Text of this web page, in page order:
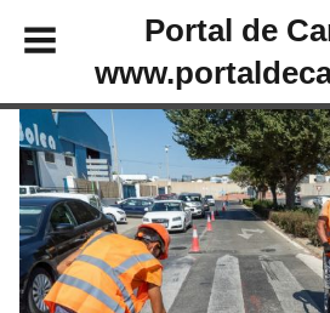
Portal de